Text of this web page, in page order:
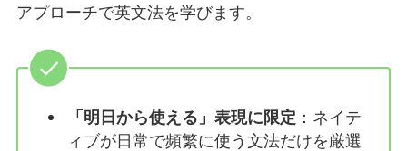
アプローチで英文法を学びます。
「明日から使える」表現に限定 ：ネイテ
ィブが日常で頻繁に使う文法だけを厳選